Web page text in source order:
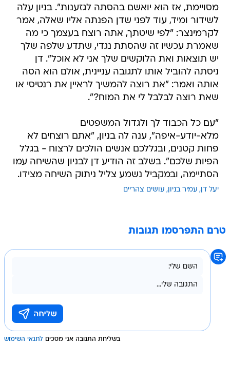
מסויימת, אז הוא יואשם בהסתה לגזענות". בניון עלה
לשידור ומיד, עוד לפני שדן הפנתה אליו שאלה, אמר
לקרמינצר: "לפי שיטתך, אתה רוצח בעצמך כי מה
שאמרת עכשיו זה שהסתת נגדי, שתדע שלפה שלך
יש תוצאות ואת הלוקשים שלך אני לא אוכל". דן
ניסתה להוביל אותו לתגובה עניינית, אולם הוא הסה
אותה ואמר: "את רוצה להמשיך לראיין את רנטיסי או
שאת רוצה לבלבל לי את המוח?".
"עם כל הכבוד לך ולגדול המשפטים
מלא-יודע-איפה", ענה לה בניון, "אתם רוצחים לא
פחות קטנים, ובגללכם אנשים הולכים לרצוח - בגלל
הפיות שלכם". בשלב זה הודיע דן לבניון שהשיחה עמו
הסתיימה, ובמקביל נשמע צליל ניתוק השיחה מצידו.
יעל דן עמיר בניון עושים צהריים
טרם התפרסמו תגובות
בשליחת התגובה אני מסכים לתנאי השימוש